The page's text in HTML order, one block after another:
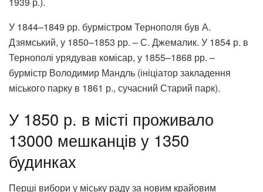
У 1844–1849 рр. бурмістром Тернополя був А.
Дзямський, у 1850–1853 рр. – С. Джемалик. У 1854 р. в
Тернополі урядував комісар, у 1855–1868 рр. –
бурмістр Володимир Мандль (ініціатор закладення
міського парку в 1861 р., сучасний Старий парк).
У 1850 р. в місті проживало
13000 мешканців у 1350
будинках
Перші вибори у міську раду за новим крайовим